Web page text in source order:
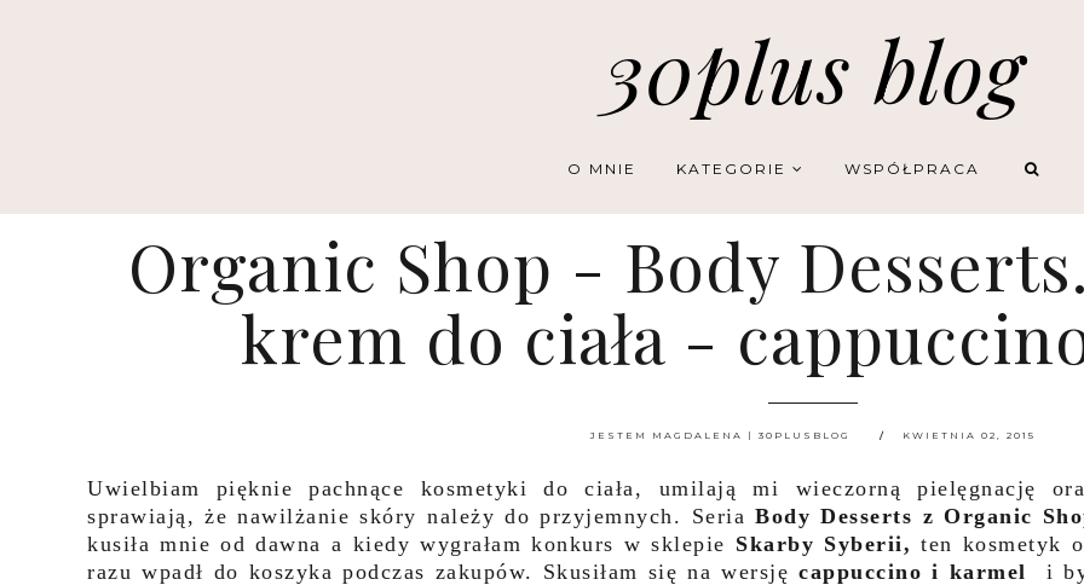
30plus blog
O MNIE KATEGORIE WSPÓŁPRACA
Organic Shop - Body
krem do ciała -
JESTEM MAGDALENA | 30PLUSBLOG KWIETNIA 02, 2015
Uwielbiam pięknie pachnące kosmetyki do ciała, umilają mi wieczorną pielęgnację
sprawiają, że nawilżanie skóry należy do przyjemnych. SeriaBody Desserts z Organic
kusiła mnie od dawna a kiedy wygrałam konkurs w sklepie Skarby Syberii, ten kosmetyk
razu wpadł do koszyka podczas zakupów. Skusiłam się na wersjęcappuccino i karmel i